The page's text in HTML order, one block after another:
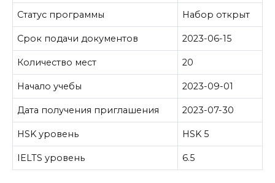
Статус программы Набор открыт
Срок подачи документов 2023-06-15
Количество мест 20
Начало учебы 2023-09-01
Дата получения приглашения 2023-07-30
HSK уровень HSK 5
IELTS уровень 6.5